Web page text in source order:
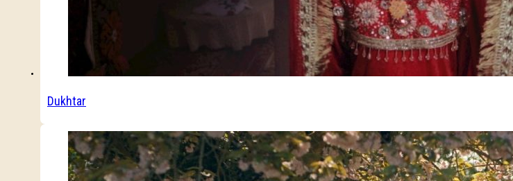
Dukhtar